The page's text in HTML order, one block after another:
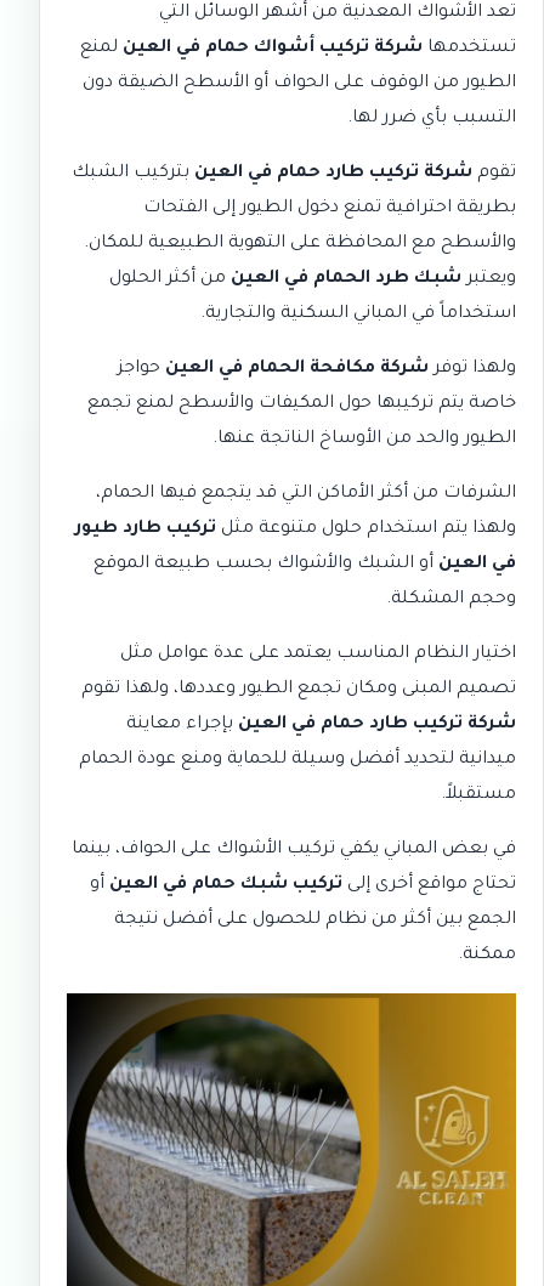
تعد الأشواك المعدنية من أشهر الوسائل التي
تستخدمها شركة تركيب أشواك حمام في العين لمنع
الطيور من الوقوف على الحواف أو الأسطح الضيقة دون
التسبب بأي ضرر لها.
تقوم شركة تركيب طارد حمام في العين بتركيب الشبك
بطريقة احترافية تمنع دخول الطيور إلى الفتحات
والأسطح مع المحافظة على التهوية الطبيعية للمكان.
ويعتبر شبك طرد الحمام في العين من أكثر الحلول
استخداماً في المباني السكنية والتجارية.
ولهذا توفر شركة مكافحة الحمام في العين حواجز
خاصة يتم تركيبها حول المكيفات والأسطح لمنع تجمع
الطيور والحد من الأوساخ الناتجة عنها.
الشرفات من أكثر الأماكن التي قد يتجمع فيها الحمام،
ولهذا يتم استخدام حلول متنوعة مثل تركيب طارد طيور
في العين أو الشبك والأشواك بحسب طبيعة الموقع
وحجم المشكلة.
اختيار النظام المناسب يعتمد على عدة عوامل مثل
تصميم المبنى ومكان تجمع الطيور وعددها، ولهذا تقوم
شركة تركيب طارد حمام في العين بإجراء معاينة
ميدانية لتحديد أفضل وسيلة للحماية ومنع عودة الحمام
مستقبلاً.
في بعض المباني يكفي تركيب الأشواك على الحواف، بينما
تحتاج مواقع أخرى إلى تركيب شبك حمام في العين أو
الجمع بين أكثر من نظام للحصول على أفضل نتيجة
ممكنة.